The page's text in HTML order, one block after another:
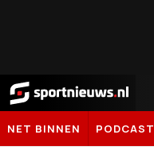
Sportnieuws.nl
NET BINNEN PODCAST